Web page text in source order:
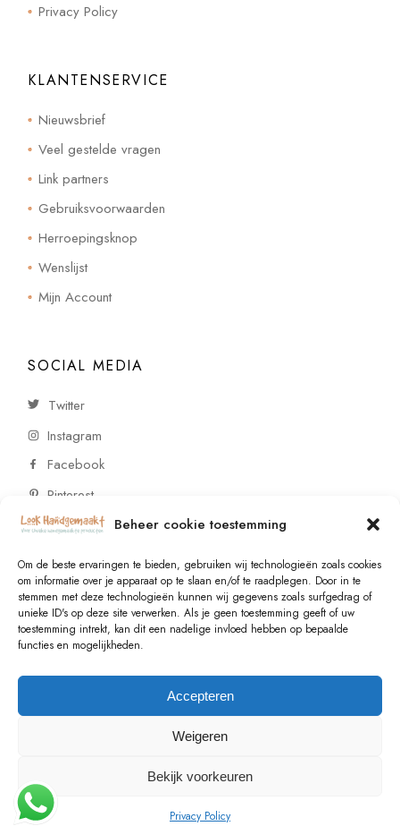
Beheer cookie toestemming
Om de beste ervaringen te bieden, gebruiken wij technologieën zoals cookies
om informatie over je apparaat op te slaan en/of te raadplegen. Door in te
stemmen met deze technologieën kunnen wij gegevens zoals surfgedrag of
unieke ID's op deze site verwerken. Als je geen toestemming geeft of uw
toestemming intrekt, kan dit een nadelige invloed hebben op bepaalde
functies en mogelijkheden.
Accepteren
Weigeren
Bekijk voorkeuren
Privacy Policy
Privacy Policy
KLANTENSERVICE
Nieuwsbrief
Veel gestelde vragen
Link partners
Gebruiksvoorwaarden
Herroepingsknop
Wenslijst
Mijn Account
SOCIAL MEDIA
Twitter
Instagram
Facebook
Pinterest
CONTACT
Vragen of wensen? Neem contact op!
+31 (0)6 229 021 29
© 2023 , All Rights Reserved